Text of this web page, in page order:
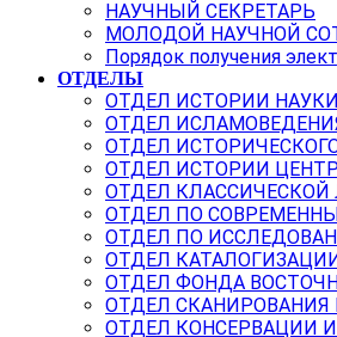
НАУЧНЫЙ СЕКРЕТАРЬ
МОЛОДОЙ НАУЧНОЙ
Порядок получения
ОТДЕЛЫ
ОТДЕЛ ИСТОРИИ
ОТДЕЛ
ОТДЕЛ
ОТДЕЛ ИСТОРИИ
ОТДЕЛ
ОТДЕЛ ПО
ОТДЕЛ ПО
ОТДЕЛ
ОТДЕЛ ФОНДА
ОТДЕЛ
ОТДЕЛ КОНСЕРВАЦИИ